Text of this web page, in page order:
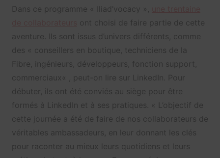
Dans ce programme « Iliad’vocacy »,
ont choisi de faire partie de cette
aventure. Ils sont issus d’univers différents, comme
des « conseillers en boutique, techniciens de la
Fibre, ingénieurs, développeurs, fonction support,
commerciaux « , peut-on lire sur LinkedIn. Pour
débuter, ils ont été conviés au siège pour être
formés à LinkedIn et à ses pratiques. « L’objectif de
cette journée a été de faire de nos collaborateurs de
véritables ambassadeurs, en leur donnant les clés
pour raconter au mieux leurs quotidiens et leurs